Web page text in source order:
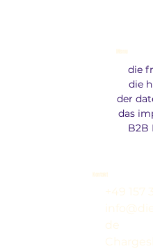
Menu
die
die
der
das
B2B
Kontakt
+49 157
de